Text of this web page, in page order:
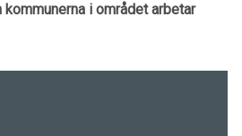
i området arbetar